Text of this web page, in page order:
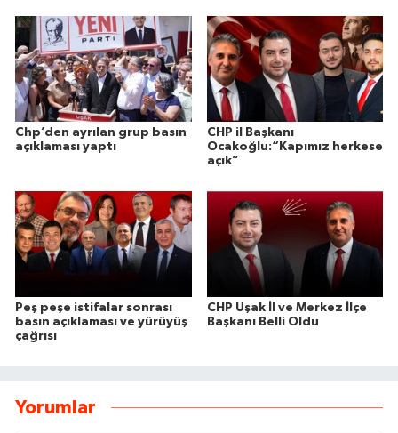
Chp’den ayrılan grup basın
açıklaması yaptı
CHP il Başkanı
Ocakoğlu:“Kapımız herkese
açık”
Peş peşe istifalar sonrası
basın açıklaması ve yürüyüş
çağrısı
CHP Uşak İl ve Merkez İlçe
Başkanı Belli Oldu
Yorumlar